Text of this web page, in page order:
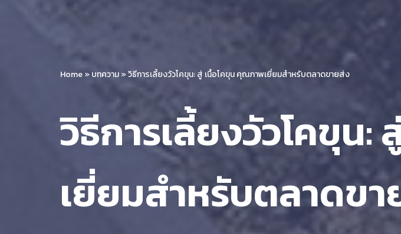
Home»บทความ»วิธีการเลี้ยงวัวโคขุน: สู่ เนื้อโคขุน คุณภาพเยี่ยมสำหรับตลาดขายส่ง
วิธีการเลี้ยงวัวโคขุน
เยี่ยมสำหรับตลาดข